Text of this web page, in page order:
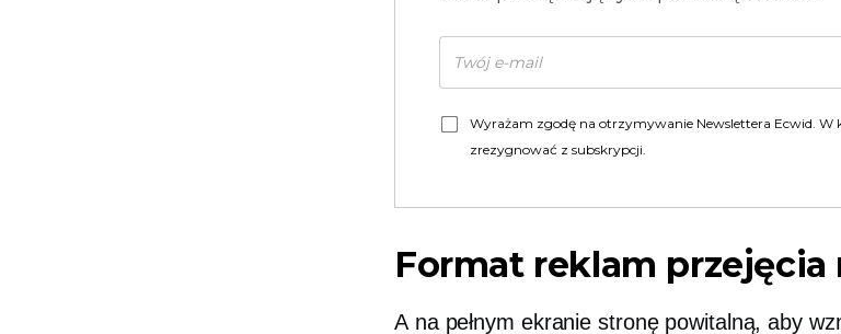
Wyrażam zgodę na otrzymywanie Newslettera Ecwid. W
zrezygnować z subskrypcji.
Format reklam przejęcia
A na pełnym ekranie stronę powitalną, aby